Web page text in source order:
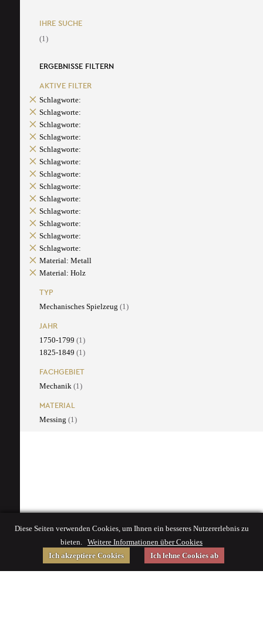
IHRE SUCHE
(1)
ERGEBNISSE FILTERN
AKTIVE FILTER
Schlagworte:
Schlagworte:
Schlagworte:
Schlagworte:
Schlagworte:
Schlagworte:
Schlagworte:
Schlagworte:
Schlagworte:
Schlagworte:
Schlagworte:
Schlagworte:
Schlagworte:
Material: Metall
Material: Holz
TYP
Mechanisches Spielzeug (1)
JAHR
1750-1799 (1)
1825-1849 (1)
FACHGEBIET
Mechanik (1)
MATERIAL
Messing (1)
Diese Seiten verwenden Cookies, um Ihnen ein besseres Nutzererlebnis zu
bieten. Weitere Informationen über Cookies
Ich akzeptiere Cookies
Ich lehne Cookies ab